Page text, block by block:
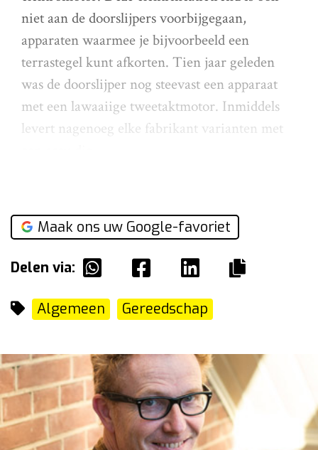
niet aan de doorslijpers voorbijgegaan,
apparaten waarmee je bijvoorbeeld een
terrastegel kunt afkorten. Tien jaar geleden
was de doorslijper nog steevast een apparaat
met een lawaaiige tweetaktmotor. Inmiddels
levert nagenoeg elke fabrikant varianten met
Maak ons uw Google-favoriet
Delen via:
Algemeen Gereedschap